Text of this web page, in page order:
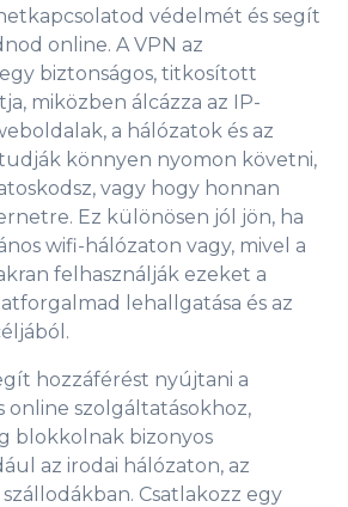
védelmét és segít
online. A VPN az
biztonságos, titkosított
miközben álcázza az IP-
a hálózatok és az
könnyen nyomon követni,
vagy hogy honnan
Ez különösen jól jön, ha
wifi-hálózaton vagy, mivel a
felhasználják ezeket a
lehallgatása és az
hozzáférést nyújtani a
online szolgáltatásokhoz,
blokkolnak bizonyos
az irodai hálózaton, az
Csatlakozz egy